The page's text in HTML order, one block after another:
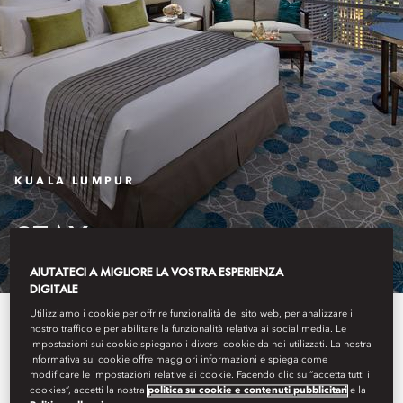
KUALA LUMPUR
STAY
Set between the flowering
gardens of the KLCC Park and the
AIUTATECI A MIGLIORE LA VOSTRA ESPERIENZA
DIGITALE
Utilizziamo i cookie per offrire funzionalità del sito web, per analizzare il
nostro traffico e per abilitare la funzionalità relativa ai social media. Le
Impostazioni sui cookie spiegano i diversi cookie da noi utilizzati. La nostra
Informativa sui cookie offre maggiori informazioni e spiega come
modificare le impostazioni relative ai cookie. Facendo clic su “accetta tutti i
cookies”, accetti la nostrapolitica su cookie e contenuti pubblicitari e la